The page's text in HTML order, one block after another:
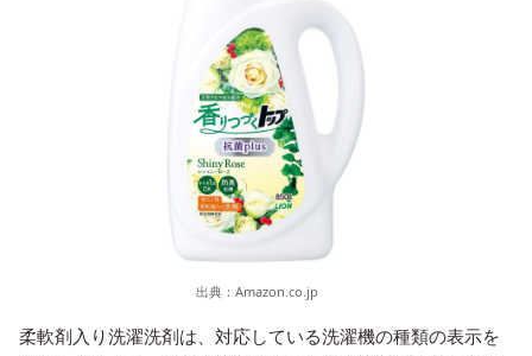
出典： Amazon.co.jp
柔軟剤入り洗濯洗剤は、対応している洗濯機の種類の表示を